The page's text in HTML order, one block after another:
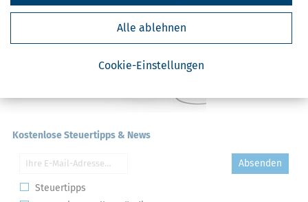
Cookie-Einstellungen
Alle ablehnen
Kostenlose Steuertipps & News
Absenden
Steuertipps